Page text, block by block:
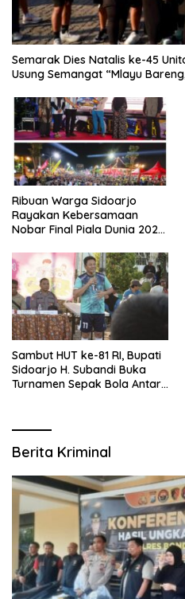
Semarak Dies Natalis ke-45
Usung Semangat “Mlayu
Ribuan Warga Sidoarjo
Rayakan Kebersamaan
Nobar Final Piala Dunia 2026
Forkopimda
Sambut HUT ke-81 RI, Bupati
Sidoarjo H. Subandi Buka
Turnamen Sepak Bola Antar
Berita Kriminal